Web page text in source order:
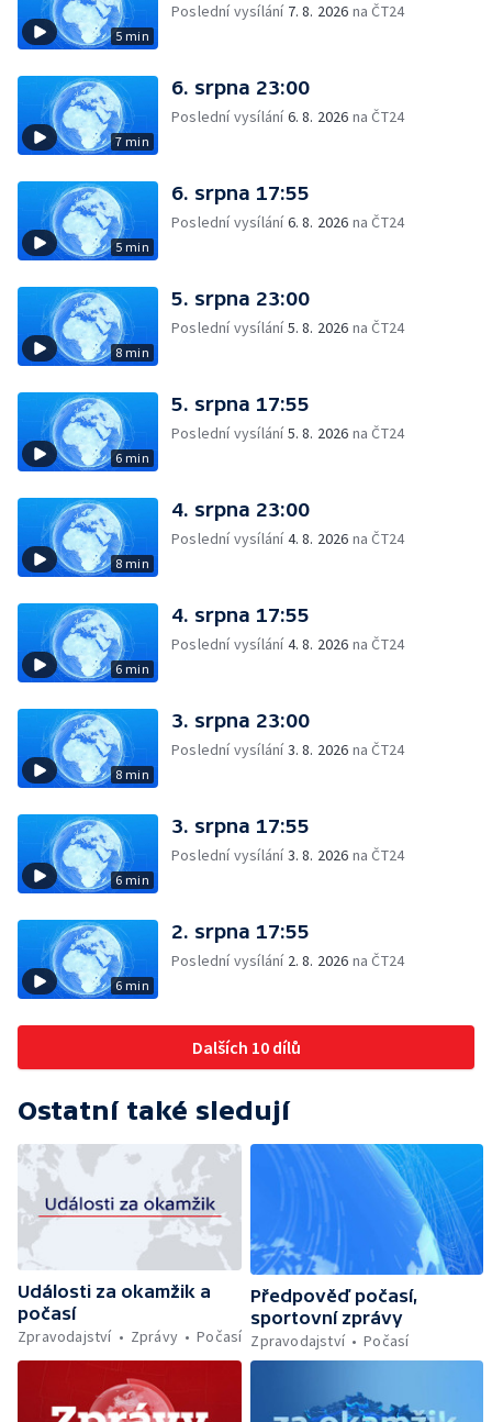
5 min
Poslední vysílání 7. 8. 2026 na ČT24
7 min
6. srpna 23:00
Poslední vysílání6. 8. 2026 na ČT24
5 min
6. srpna 17:55
Poslední vysílání6. 8. 2026 na ČT24
8 min
5. srpna 23:00
Poslední vysílání5. 8. 2026 na ČT24
6 min
5. srpna 17:55
Poslední vysílání5. 8. 2026 na ČT24
8 min
4. srpna 23:00
Poslední vysílání4. 8. 2026 na ČT24
6 min
4. srpna 17:55
Poslední vysílání4. 8. 2026 na ČT24
8 min
3. srpna 23:00
Poslední vysílání3. 8. 2026 na ČT24
6 min
3. srpna 17:55
Poslední vysílání3. 8. 2026 na ČT24
6 min
2. srpna 17:55
Poslední vysílání 2. 8. 2026 na ČT24
Dalších 10 dílů
Ostatní také sledují
Události za okamžik a
počasí
Zpravodajství
Zprávy Počasí
Předpověď počasí,
sportovní zprávy
Zpravodajství
Počasí